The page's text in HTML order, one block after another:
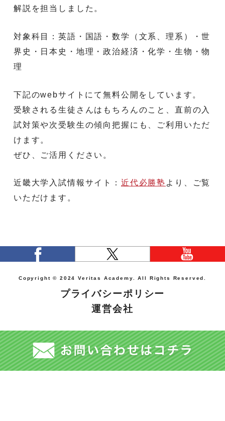
解説を担当しました。
対象科目：英語・国語・数学（文系、理系）・世
界史・日本史・地理・政治経済・化学・生物・物
理
下記のwebサイトにて無料公開をしています。
受験される生徒さんはもちろんのこと、直前の入
試対策や次受験生の傾向把握にも、ご利用いただ
けます。
ぜひ、ご活用ください。
近畿大学入試情報サイト： 近代必勝塾 より、ご覧
いただけます。
Copyright © 2024 Veritas Academy. All Rights Reserved.
プライバシーポリシー
運営会社